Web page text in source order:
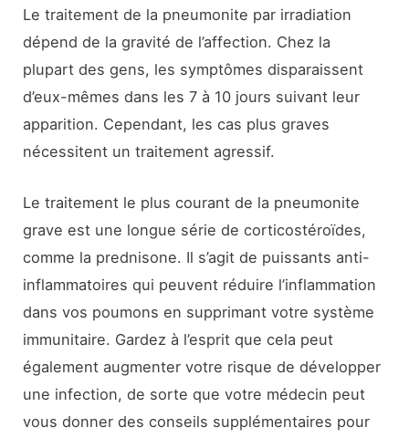
Le traitement de la pneumonite par irradiation
dépend de la gravité de l’affection. Chez la
plupart des gens, les symptômes disparaissent
d’eux-mêmes dans les 7 à 10 jours suivant leur
apparition. Cependant, les cas plus graves
nécessitent un traitement agressif.
Le traitement le plus courant de la pneumonite
grave est une longue série de corticostéroïdes,
comme la prednisone. Il s’agit de puissants anti-
inflammatoires qui peuvent réduire l’inflammation
dans vos poumons en supprimant votre système
immunitaire. Gardez à l’esprit que cela peut
également augmenter votre risque de développer
une infection, de sorte que votre médecin peut
vous donner des conseils supplémentaires pour